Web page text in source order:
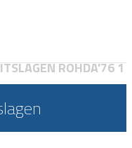
ROHDA'76 1